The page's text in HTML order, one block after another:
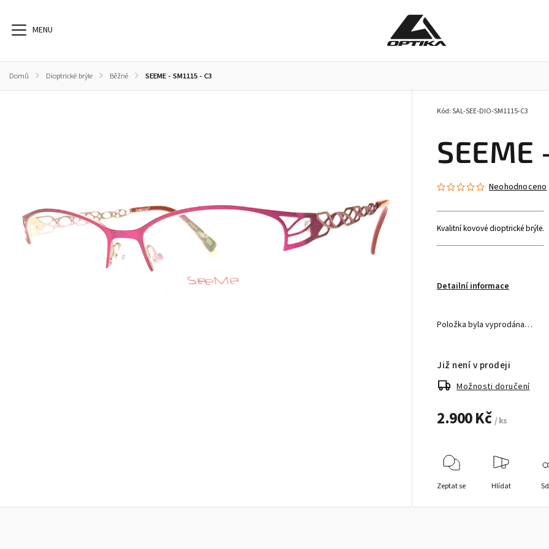
Domů / Dioptrické brýle / Běžné / SEEME - SM1115 - C3
SEEME
Kód:SAL-SEE-DIO-SM1115-C3
Neohodnoceno
Kvalitní kovové dioptrické brýle.
Detailní informace
Položka byla vyprodána…
2.900 Kč / ks
Již není v prodeji
Možnosti doručení
Zeptat se Hlídat